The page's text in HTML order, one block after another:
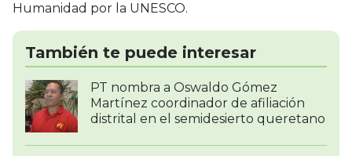
Humanidad por la UNESCO.
También te puede interesar
PT nombra a Oswaldo Gómez
Martínez coordinador de afiliación
distrital en el semidesierto queretano